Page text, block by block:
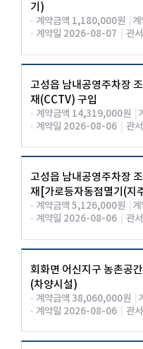
기)
· 계약금액 1,180,000원
· 계약일 2026-08-07
관
고성읍 남내공영주차장
재(CCTV) 구입
· 계약금액 14,319,000원
· 계약일 2026-08-06
관
고성읍 남내공영주차장
재[가로등자동점멸기(지
· 계약금액 5,126,000원
· 계약일 2026-08-06
관
회화면 어신지구 농촌공
(차양시설)
· 계약금액 38,060,000원
· 계약일 2026-08-06
관